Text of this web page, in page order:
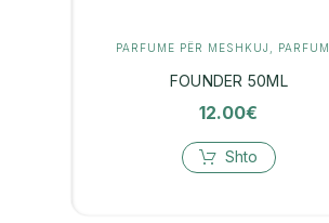
PARFUME PËR MESHKUJ PARFUMERI
FOUNDER 50ML
12.00€
Shto